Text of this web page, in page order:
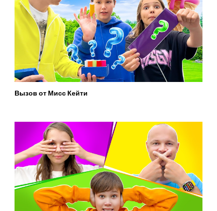
Вызов от Мисс Кейти